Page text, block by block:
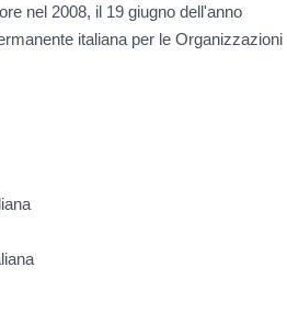
nel 2008, il 19 giugno dell'anno
italiana per le Organizzazioni